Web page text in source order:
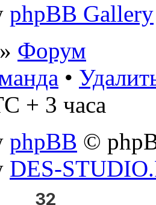
phpBB Gallery
» Форум
•
+ 3 часа
phpBB ©
DES-